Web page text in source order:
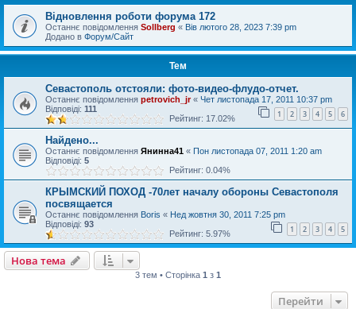
Відновлення роботи форума 172
Останнє повідомлення Sollberg « Вів лютого 28, 2023 7:39 pm
Додано в Форум/Сайт
Тем
Севастополь отстояли: фото-видео-флудо-отчет.
Останнє повідомлення petrovich_jr« Чет листопада 17, 2011 10:37 pm
Відповіді: 111 1 2 3 4 5 6
Рейтинг: 17.02%
Найдено...
Останнє повідомлення Янинна41 « Пон листопада 07, 2011 1:20 am
Відповіді: 5
Рейтинг: 0.04%
КРЫМСКИЙ ПОХОД -70лет началу обороны Севастополя
посвящается
Останнє повідомлення Boris « Нед жовтня 30, 2011 7:25 pm
Відповіді: 93 1 2 3 4 5
Рейтинг: 5.97%
Нова тема
3 тем • Сторінка 1 з 1
Перейти